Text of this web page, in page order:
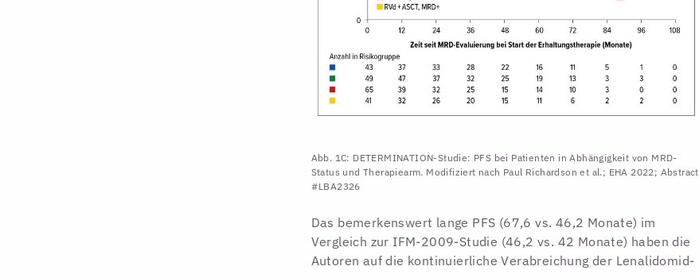
Abb. 1C: DETERMINATION-Studie: PFS bei Patienten in Abhängigkeit von MRD-
Status und Therapiearm. Modifiziert nach Paul Richardson et al.; EHA 2022; Abstract
#LBA2326
Das bemerkenswert lange PFS (67,6 vs. 46,2 Monate) im
Vergleich zur IFM-2009-Studie (46,2 vs. 42 Monate) haben die
Autoren auf die kontinuierliche Verabreichung der Lenalidomid-